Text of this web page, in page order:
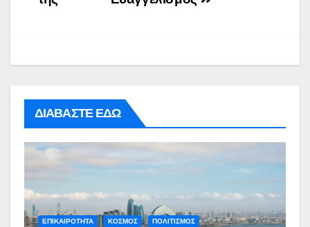
ΔΙΑΒΑΣΤΕ ΕΔΩ
ΕΠΙΚΑΙΡΟΤΗΤΑ ΚΟΣΜΟΣ ΠΟΛΙΤΙΣΜΟΣ